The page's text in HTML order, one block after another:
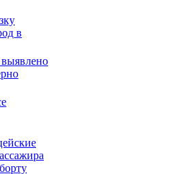
в
выявлено